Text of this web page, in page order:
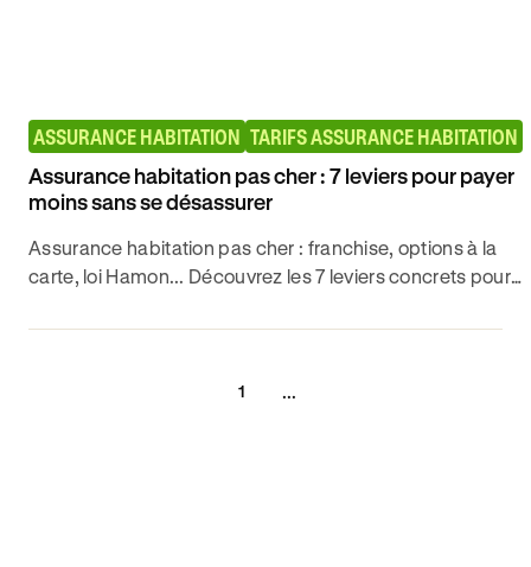
ASSURANCE HABITATION TARIFS ASSURANCE HABITATION
Assurance habitation pas cher : 7 leviers pour payer
moins sans se désassurer
Assurance habitation pas cher : franchise, options à la
carte, loi Hamon... Découvrez les 7 leviers concrets pour
1 ...